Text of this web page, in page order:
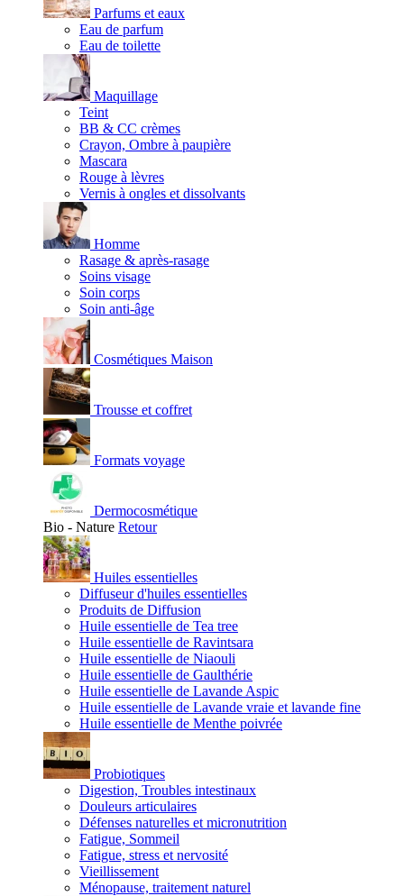
Parfums et eaux
Eau de parfum
Eau de toilette
Maquillage
Teint
BB & CC crèmes
Crayon, Ombre à paupière
Mascara
Rouge à lèvres
Vernis à ongles et dissolvants
Homme
Rasage & après-rasage
Soins visage
Soin corps
Soin anti-âge
Cosmétiques Maison
Trousse et coffret
Formats voyage
Dermocosmétique
Bio - Nature Retour
Huiles essentielles
Diffuseur d'huiles essentielles
Produits de Diffusion
Huile essentielle de Tea tree
Huile essentielle de Ravintsara
Huile essentielle de Niaouli
Huile essentielle de Gaulthérie
Huile essentielle de Lavande Aspic
Huile essentielle de Lavande vraie et lavande fine
Huile essentielle de Menthe poivrée
Probiotiques
Digestion, Troubles intestinaux
Douleurs articulaires
Défenses naturelles et micronutrition
Fatigue, Sommeil
Fatigue, stress et nervosité
Vieillissement
Ménopause, traitement naturel